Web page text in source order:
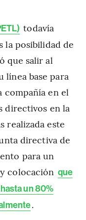
todavía
la posibilidad de
que salir al
línea base para
compañía en el
directivos en la
realizada este
directiva de
para un
colocación que
un 80%
.